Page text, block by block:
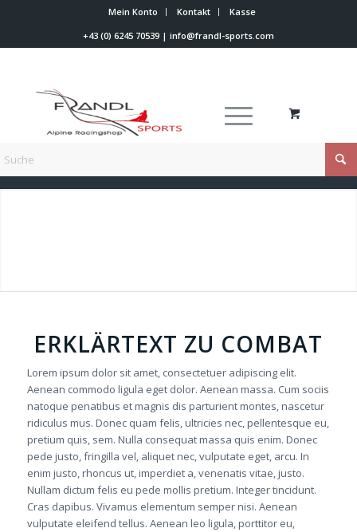
Mein Konto Kontakt
Kasse
+43 (0) 6245 70539| info@frandl-sports.com
Du bist hier:
ERKLÄRTEXT ZU COMBAT
Lorem ipsum dolor sit amet, consectetuer adipiscing elit.
Aenean commodo ligula eget dolor. Aenean massa. Cum sociis
natoque penatibus et magnis dis parturient montes, nascetur
ridiculus mus. Donec quam felis, ultricies nec, pellentesque eu,
pretium quis, sem. Nulla consequat massa quis enim. Donec
pede justo, fringilla vel, aliquet nec, vulputate eget, arcu. In
enim justo, rhoncus ut, imperdiet a, venenatis vitae, justo.
Nullam dictum felis eu pede mollis pretium. Integer tincidunt.
Cras dapibus. Vivamus elementum semper nisi. Aenean
vulputate eleifend tellus. Aenean leo ligula, porttitor eu,